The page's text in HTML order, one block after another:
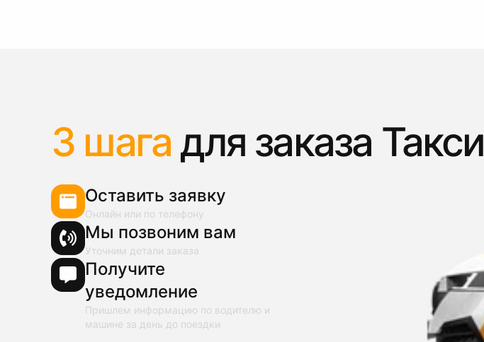
3 шага для заказа Такси
Оставить заявку
Онлайн или по телефону
Мы позвоним вам
Уточним детали заказа
Получите
уведомление
Пришлем информацию по водителю и
машине за день до поездки